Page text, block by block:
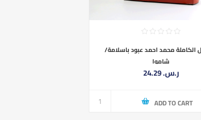
الكاملة محمد احمد عبود باسلامة/
شاموا
24.29 ر.س.‏
ADD TO CART